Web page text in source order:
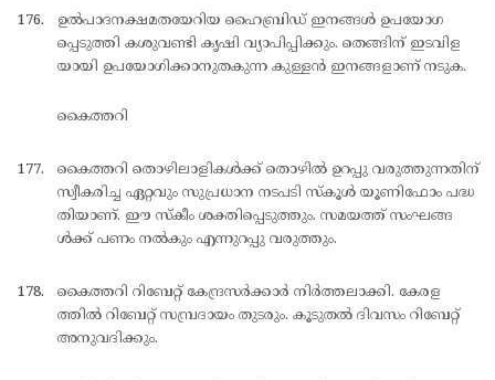
ഉല്‍പാദനക്ഷമതയേറിയ ഹൈബ്രിഡ് ഇനങ്ങള്‍ ഉപയോഗ
പ്പെടുത്തി കശുവണ്ടി കൃഷി വ്യാപിപ്പിക്കും. തെങ്ങിന് ഇടവിള
യായി ഉപയോഗിക്കാനുതകുന്ന കുള്ളന്‍ ഇനങ്ങളാണ് നടുക.
കൈത്തറി
കൈത്തറി തൊഴിലാളികള്‍ക്ക് തൊഴില്‍ ഉറപ്പു വരുത്തുന്നതിന്
സ്വീകരിച്ച ഏറ്റവും സുപ്രധാന നടപടി സ്കൂള്‍ യൂണിഫോം പദ്ധ
തിയാണ്. ഈ സ്കീം ശക്തിപ്പെടുത്തും. സമയത്ത് സംഘങ്ങ
ള്‍ക്ക് പണം നല്‍കും എന്നുറപ്പു വരുത്തും.
കൈത്തറി റിബേറ്റ് കേന്ദ്രസര്‍ക്കാര്‍ നിര്‍ത്തലാക്കി. കേരള
ത്തില്‍ റിബേറ്റ് സമ്പ്രദായം തുടരും. കൂടുതല്‍ ദിവസം റിബേറ്റ്
അനുവദിക്കും.